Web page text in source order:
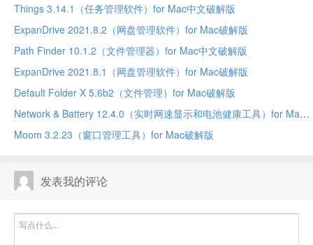
Things 3.14.1（任务管理软件）for Mac中文破解版
ExpanDrive 2021.8.2（网盘管理软件）for Mac破解版
Path Finder 10.1.2（文件管理器）for Mac中文破解版
ExpanDrive 2021.8.1（网盘管理软件）for Mac破解版
Default Folder X 5.6b2（文件管理）for Mac破解版
Network & Battery 12.4.0（实时网速显示和电池健康工具）for Mac中文破解版
Moom 3.2.23（窗口管理工具）for Mac破解版
发表我的评论